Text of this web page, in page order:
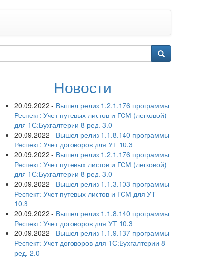
Новости
20.09.2022 - Вышел релиз 1.2.1.176 программы
Респект: Учет путевых листов и ГСМ (легковой)
для 1С:Бухгалтерии 8 ред. 3.0
20.09.2022 - Вышел релиз 1.1.8.140 программы
Респект: Учет договоров для УТ 10.3
20.09.2022 - Вышел релиз 1.2.1.176 программы
Респект: Учет путевых листов и ГСМ (легковой)
для 1С:Бухгалтерии 8 ред. 3.0
20.09.2022 - Вышел релиз 1.1.3.103 программы
Респект: Учет путевых листов и ГСМ для УТ
10.3
20.09.2022 - Вышел релиз 1.1.8.140 программы
Респект: Учет договоров для УТ 10.3
20.09.2022 - Вышел релиз 1.1.9.137 программы
Респект: Учет договоров для 1С:Бухгалтерии 8
ред. 2.0